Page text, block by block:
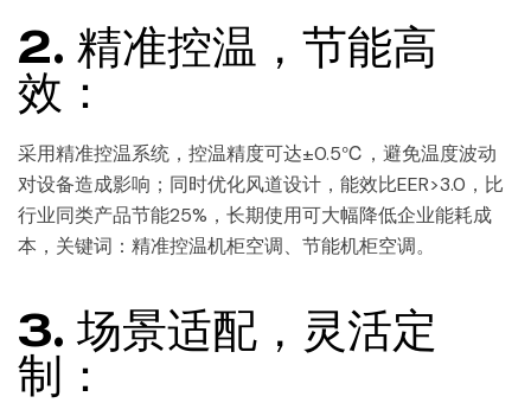
2. 精准控温，节能高
效：
采用精准控温系统，控温精度可达±0.5℃，避免温度波动
对设备造成影响；同时优化风道设计，能效比EER>3.0，比
行业同类产品节能25%，长期使用可大幅降低企业能耗成
本，关键词：精准控温机柜空调、节能机柜空调。
3. 场景适配，灵活定
制：